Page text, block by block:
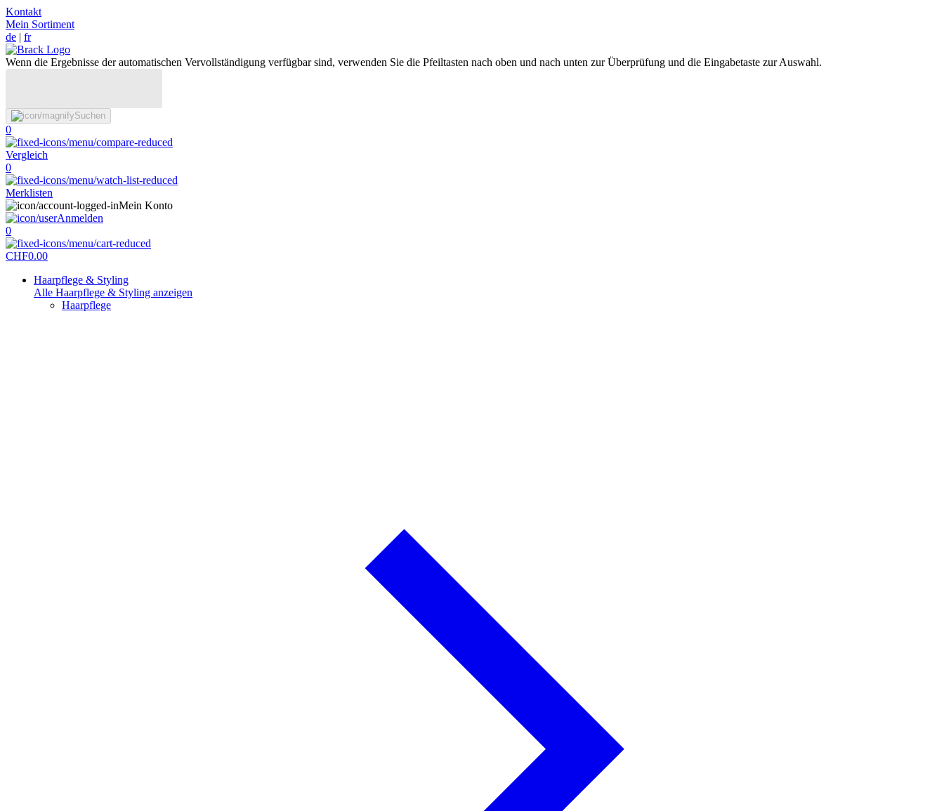
Kontakt
Mein Sortiment
de | fr
Wenn die Ergebnisse der automatischen Vervollständigung verfügbar sind, verwenden Sie die Pfeiltasten nach oben und nach unten zur Überprüfung und die Eingabetaste zur Auswahl.
Suchen
0
Vergleich
0
Merklisten
Mein Konto
Anmelden
0
CHF0.00
Haarpflege & Styling
Alle Haarpflege & Styling anzeigen
Haarpflege